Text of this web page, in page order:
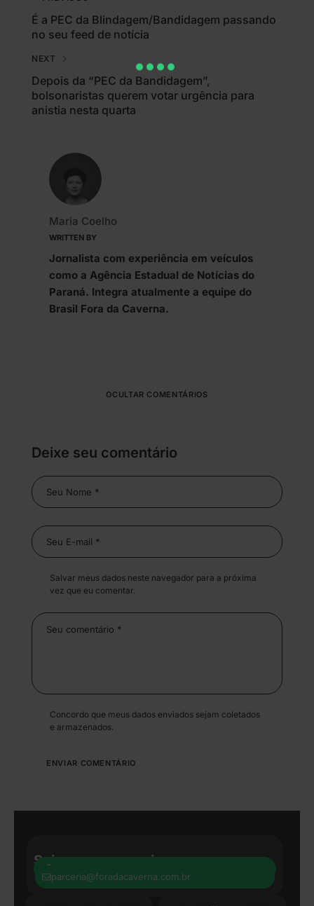
É a PEC da Blindagem/Bandidagem passando
no seu feed de notícia
NEXT
Depois da “PEC da Bandidagem”,
bolsonaristas querem votar urgência para
anistia nesta quarta
WRITTEN BY
Maria Coelho
Jornalista com experiência em veículos
como a Agência Estadual de Notícias do
Paraná. Integra atualmente a equipe do
Brasil Fora da Caverna.
OCULTAR COMENTÁRIOS
Deixe seu comentário
Salvar meus dados neste navegador para a próxima
vez que eu comentar.
Concordo que meus dados enviados sejam coletados
e armazenados.
Seja nosso parceiro:
parceria@foradacaverna.com.br